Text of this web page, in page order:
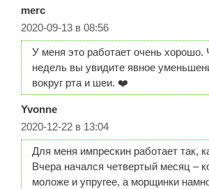
merc
2020-09-13 в 08:56
У меня это работает очень хорошо.
недель вы увидите явное
вокруг рта и шеи. ❤️
Yvonne
2020-12-22 в 13:04
Для меня импрескин работает так,
Вчера начался четвертый месяц –
моложе и упругее, а морщинки